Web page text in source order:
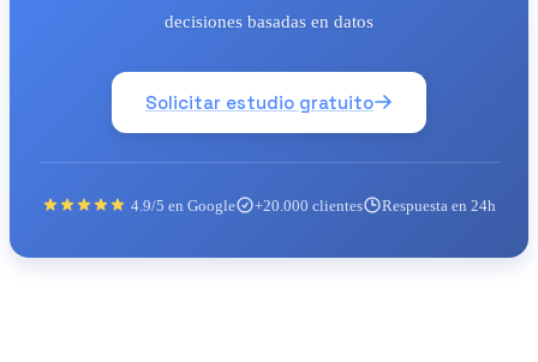
decisiones basadas en datos
Solicitar estudio gratuito
4.9/5 en Google +20.000 clientes Respuesta en 24h